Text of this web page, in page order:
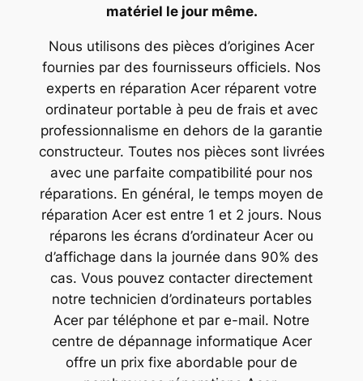
matériel le jour même.
Nous utilisons des pièces d’origines Acer
fournies par des fournisseurs officiels. Nos
experts en réparation Acer réparent votre
ordinateur portable à peu de frais et avec
professionnalisme en dehors de la garantie
constructeur. Toutes nos pièces sont livrées
avec une parfaite compatibilité pour nos
réparations. En général, le temps moyen de
réparation Acer est entre 1 et 2 jours. Nous
réparons les écrans d’ordinateur Acer ou
d’affichage dans la journée dans 90% des
cas. Vous pouvez contacter directement
notre technicien d’ordinateurs portables
Acer par téléphone et par e-mail. Notre
centre de dépannage informatique Acer
offre un prix fixe abordable pour de